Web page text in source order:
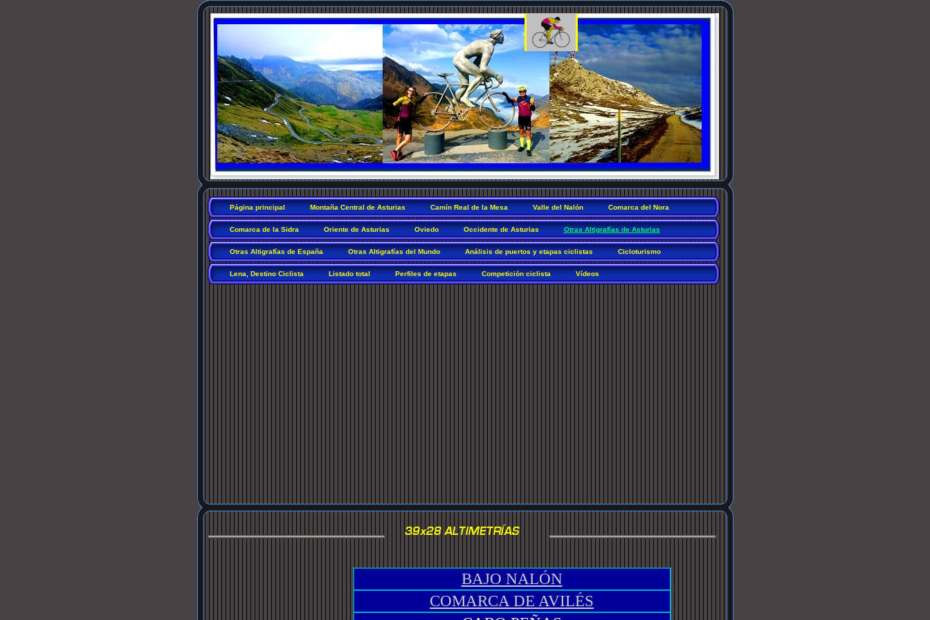
Página principal Montaña Central de Asturias Camín Real de la Mesa Valle del Nalón Comarca del Nora
Comarca de la Sidra Oriente de Asturias Oviedo Occidente de Asturias Otras Altigrafías de Asturias
Otras Altigrafías de España Otras Altigrafías del Mundo Análisis de puertos y etapas ciclistas Cicloturismo
Lena, Destino Ciclista Listado total Perfiles de etapas Competición ciclista Vídeos
BAJO NALÓN
COMARCA DE AVILÉS